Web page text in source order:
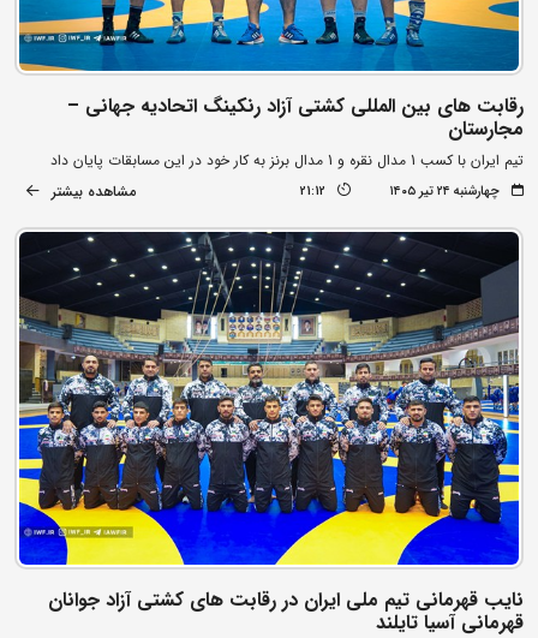
رقابت های بین المللی کشتی آزاد رنکینگ اتحادیه جهانی –
مجارستان
تیم ایران با کسب 1 مدال نقره و 1 مدال برنز به کار خود در این مسابقات پایان داد
چهارشنبه ۲۴ تیر ۱۴۰۵ 21:12 مشاهده بیشتر
نایب قهرمانی تیم ملی ایران در رقابت های کشتی آزاد جوانان
قهرمانی آسیا تایلند